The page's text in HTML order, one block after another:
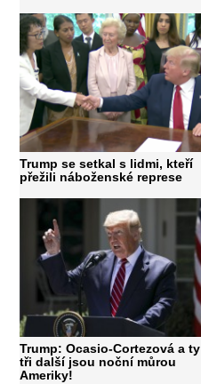
Trump se setkal s lidmi, kteří
přežili náboženské represe
Trump: Ocasio-Cortezová a ty
tři další jsou noční můrou
Ameriky!